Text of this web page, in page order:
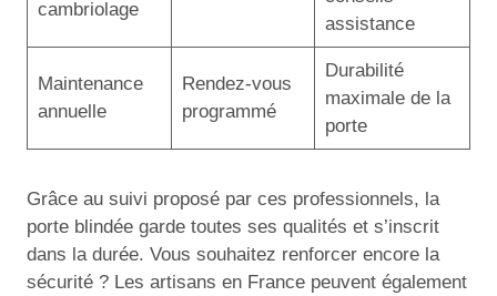
cambriolage
assistance
Maintenance
annuelle
Rendez-vous
programmé
Durabilité
maximale de la
porte
Grâce au suivi proposé par ces professionnels, la
porte blindée garde toutes ses qualités et s’inscrit
dans la durée. Vous souhaitez renforcer encore la
sécurité ? Les artisans en France peuvent également